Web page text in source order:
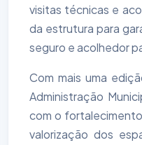
visitas técnicas e
da estrutura para
seguro e acolhedor
Com mais uma
Administração
com o
valorização dos